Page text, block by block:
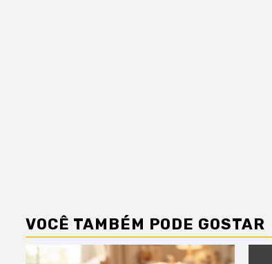
VOCÊ TAMBÉM PODE GOSTAR